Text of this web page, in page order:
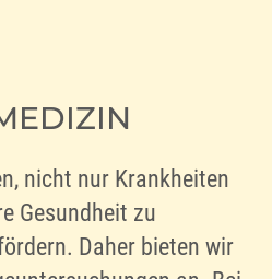
nicht nur Krankheiten
Gesundheit zu
Daher bieten wir